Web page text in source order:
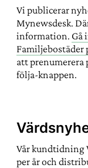
Vi publicerar
Mynewsdesk.
information. Gå
Familjebostäder
att prenumerera
följa-knappen.
Vår kundtidning
per år och